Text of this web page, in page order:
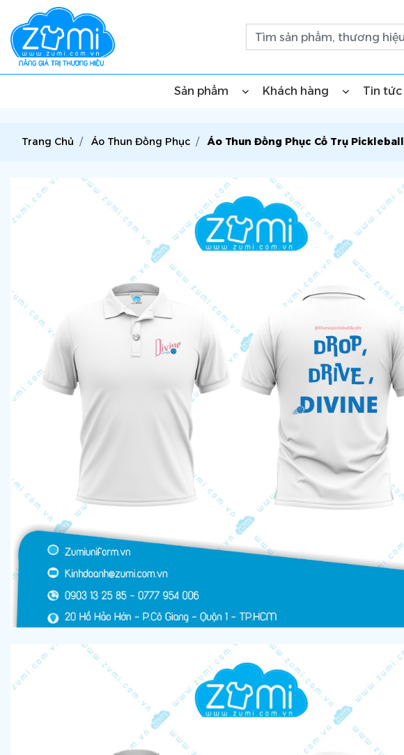
Sản phẩm Khách hàng Tin tức
Trang Chủ Áo Thun Đồng Phục Áo Thun Đồng Phục Cổ Trụ Pickleball